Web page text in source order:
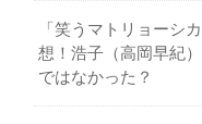
「笑うマトリョーシ
想！浩子（高岡早紀
ではなかった？